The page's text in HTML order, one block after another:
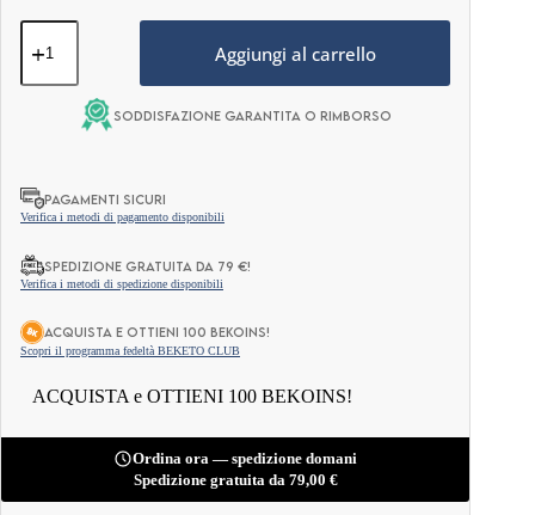
Crema
Keto
Burro
Arachidi
Aggiungi al carrello
Soddisfazione garantita o rimborso
PAGAMENTI SICURI
Verifica i metodi di pagamento disponibili
Spedizione gratuita da 79 €!
Verifica i metodi di spedizione disponibili
ACQUISTA e OTTIENI 100 BEKOINS!
Scopri il programma fedeltà BEKETO CLUB
ACQUISTA e OTTIENI 100 BEKOINS!
Ordina ora — spedizione domani
Spedizione gratuita da 79,00 €